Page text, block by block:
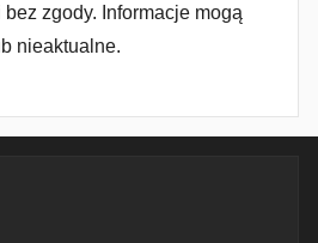
zgody. Informacje mogą
nieaktualne.